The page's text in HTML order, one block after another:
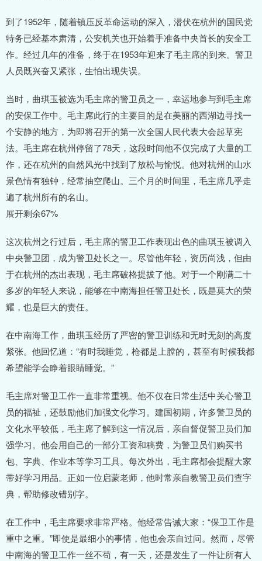
到了1952年，随着镇压反革命运动的深入，潜伏在杭州的国民党
特务已经基本肃清，公安机关也开始着手准备中央首长的安全工
作。经过几年的准备，终于在1953年迎来了毛主席的到来。警卫
人员既兴奋又紧张，生怕出现失误。
当时，曲琪玉被选为毛主席的警卫员之一，幸运地参与到毛主席
的安保工作中。毛主席此行的主要目的是在美丽的西湖边寻找一
个安静的地方，为即将召开的第一次全国人民代表大会起草宪
法。毛主席在杭州停留了78天，这段时间他不仅完成了大量的工
作，还在杭州的自然风光中找到了放松与愉悦。他对杭州的山水
景色情有独钟，经常抽空爬山。三个月的时间里，毛主席几乎走
遍了杭州所有的名山。
展开剩余67%
这次杭州之行过后，毛主席的警卫工作表现出色的曲琪玉被调入
中央警卫团，成为警卫处长之一。尽管他年轻，资历尚浅，但由
于在杭州的杰出表现，毛主席破格提拔了他。对于一个刚满二十
多岁的年轻人来说，能够在中南海担任警卫处长，既是莫大的荣
耀，也是巨大的责任。
在中南海工作，曲琪玉经历了严密的警卫训练和无时无刻的高度
紧张。他回忆道：“有时我睡觉，枪都是上膛的，甚至有时候我都
希望能学会睁着眼睛睡觉。”
毛主席对警卫工作一直非常重视。他不仅在日常生活中关心警卫
员的福祉，还鼓励他们加强文化学习。建国初期，许多警卫员的
文化水平较低，毛主席了解到这一情况后，亲自督促警卫员们加
强学习。他会用自己的一部分工资和稿费，为警卫员们购买书
包、字典、作业本等学习工具。每次外出，毛主席都会提醒大家
带好学习用品。正如一位启蒙老师，他时常亲自教警卫员们查字
典，帮助修改错别字。
在工作中，毛主席要求非常严格。他经常告诫大家：“保卫工作是
重中之重。”即使是最细小的事情，他也会亲自过问。然而，尽管
中南海的警卫工作一丝不苟，有一天，还是发生了一件让所有人